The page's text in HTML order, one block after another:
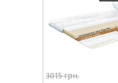
3015 грн.